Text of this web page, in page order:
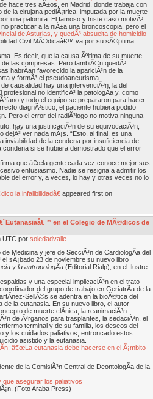
hace tres aÃ±os, en Madrid, donde trabaja con
de la cirujana pediÃ¡trica imputada por la muerte
una palomita. El famoso y triste caso motivÃ³
practicar a la niÃ±a una broncoscopia, pero el
de Asturias, y quedÃ³ absuelta de homicidio
Civil MÃ©dicaâ€™ va por su sÃ©ptima
Es decir, que la causa Ãºltima de su muerte
las compresas. Pero tambiÃ©n quedÃ³
habrÃ­an favorecido la apariciÃ³n de la
y formÃ³ el pseudoaneurisma.
causalidad hay una intervenciÃ³n, la del
no identificÃ³ la patologÃ­a y, como
y todo el equipo se prepararon para hacer
diagnÃ³stico, el paciente hubiera podido
Pero el error del radiÃ³logo no motiva ninguna
hay una justificaciÃ³n de su equivocaciÃ³n,
ver nada mÃ¡s. “Esto, al final, es una
inviabilidad de la condena por insuficiencia de
si se hubiera demostrado que el error
que â€œla gente cada vez conoce mejor sus
entusiasmo. Nadie se resigna a admitir los
del error y, a veces, lo hay y otras veces no lo
la infalibilidadâ€ appeared first on
en el Colegio de MÃ©dicos de
UTC por soledadvalle
Medicina y jefe de SecciÃ³n de CardiologÃ­a del
sÃ¡bado 23 de noviembre su nuevo libro
y la antropologÃ­a (Editorial Rialp), en el Ilustre
y una especial implicaciÃ³n en el trato
del grupo de trabajo en GeriatrÃ­a de la
SellÃ©s se adentra en la bioÃ©tica del
de la eutanasia. En su nuevo libro, el autor
de muerte clÃ­nica, la reanimaciÃ³n
de Ã³rganos para trasplantes, la sedaciÃ³n, el
terminal y de su familia, los deseos del
y los cuidados paliativos, entroncado estos
asistido y la eutanasia.
â€œLa eutanasia debe hacerse en el Ã¡mbito
de la ComisiÃ³n Central de DeontologÃ­a de la
asegurar los paliativos
(Foto Araba Press)